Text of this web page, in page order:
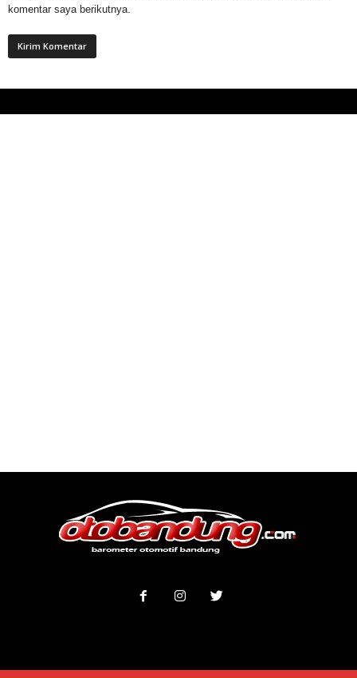
komentar saya berikutnya.